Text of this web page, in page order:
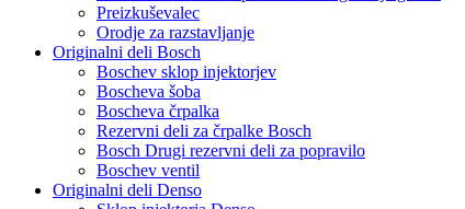
Preizkuševalec
Orodje za razstavljanje
Originalni deli Bosch
Boschev sklop injektorjev
Boscheva šoba
Boscheva črpalka
Rezervni deli za črpalke Bosch
Bosch Drugi rezervni deli za popravilo
Boschev ventil
Originalni deli Denso